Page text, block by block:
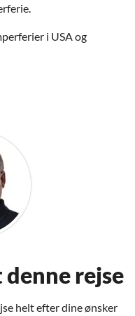
i USA og
rejse
helt efter dine ønsker